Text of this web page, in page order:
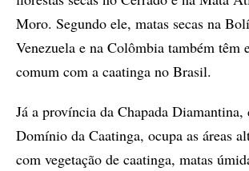
Moro. Segundo ele, matas secas na
Venezuela e na Colômbia também têm
comum com a caatinga no Brasil.
Já a província da Chapada Diamantina,
Domínio da Caatinga, ocupa as áreas
com vegetação de caatinga, matas